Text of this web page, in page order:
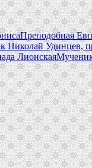
Преподобная
Николай Удинцев,
Лионская